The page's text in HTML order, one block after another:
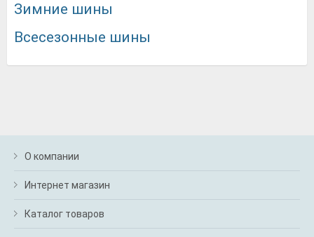
Зимние шины
Всесезонные шины
О компании
Интернет магазин
Каталог товаров